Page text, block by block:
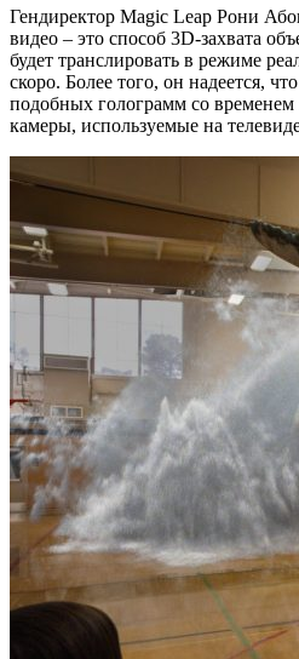
Гендиректор Magic Leap Рони
видео – это способ 3D-захвата
будет транслировать в режиме
скоро. Более того, он надеется,
подобных голограмм со
камеры, используемые на